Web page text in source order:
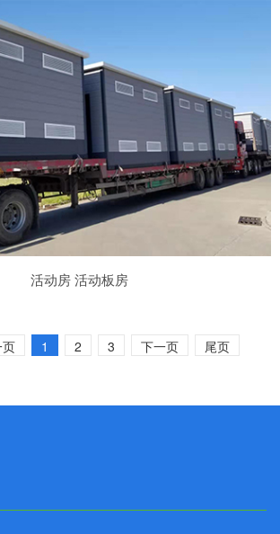
活动房 活动板房
页 1 2 3 下一页 尾页